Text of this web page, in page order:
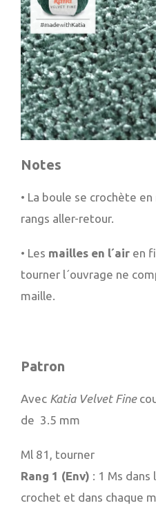
Notes
• La boule se crochète en
rangs aller-retour.
• Les mailles en l´air en
tourner l´ouvrage ne
maille.
Patron
Avec Katia Velvet Fine
de 3.5 mm
Ml 81, tourner
Rang 1 (Env) : 1 Ms
crochet et dans chaque